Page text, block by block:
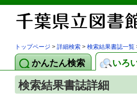
トップページ > 詳細検索 > 検索結果書誌一覧
かんたん検索 いろ
検索結果書誌詳細